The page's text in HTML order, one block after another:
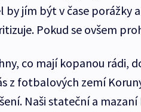
by jím být v čase porážky
Pokud se ovšem
co mají kopanou rádi,
z fotbalových zemí
Naši stateční a